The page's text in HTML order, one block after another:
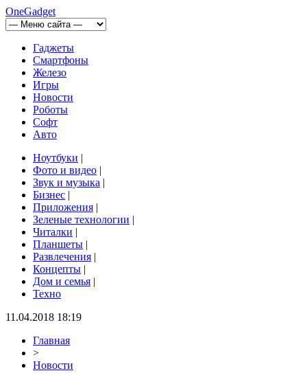
OneGadget
Гаджеты
Смартфоны
Железо
Игры
Новости
Роботы
Софт
Авто
Ноутбуки |
Фото и видео |
Звук и музыка |
Бизнес |
Приложения |
Зеленые технологии |
Читалки |
Планшеты |
Развлечения |
Концепты |
Дом и семья |
Техно
11.04.2018 18:19
Главная
>
Новости